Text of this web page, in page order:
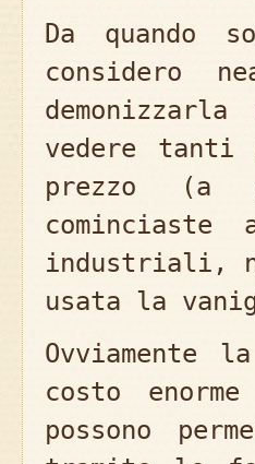
Da quando
considero
vedere
prezzo (a
industriali,
usata la
Ovviamente
costo
possono